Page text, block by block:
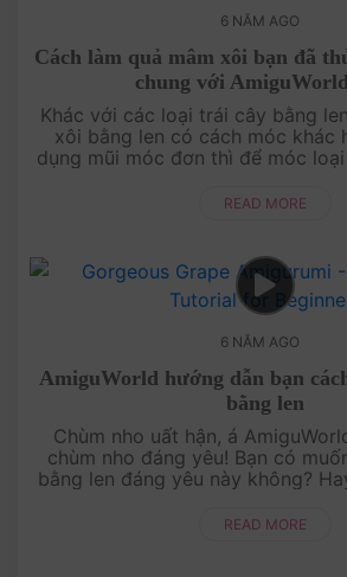
6 NĂM AGO
Cách làm quả mâm xôi bạn đã
chung với
Khác với các loại trái cây bằng
xôi bằng len có cách móc khác
dụng mũi móc đơn thì để móc
READ MORE
6 NĂM AGO
AmiguWorld hướng dẫn bạn
bằng len
Chùm nho uất hận, á
chùm nho đáng yêu! Bạn có
bằng len đáng yêu này không?
READ MORE